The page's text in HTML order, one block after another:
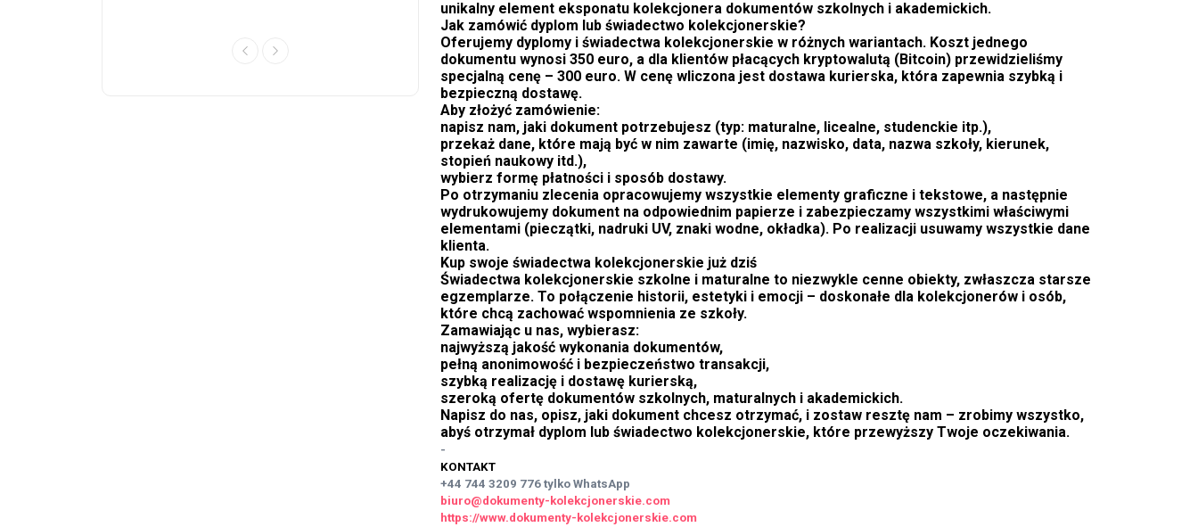
unikalny element eksponatu kolekcjonera dokumentów szkolnych i akademickich.
Jak zamówić dyplom lub świadectwo kolekcjonerskie?
Oferujemy dyplomy i świadectwa kolekcjonerskie w różnych wariantach. Koszt jednego
dokumentu wynosi 350 euro, a dla klientów płacących kryptowalutą (Bitcoin) przewidzieliśmy
specjalną cenę – 300 euro. W cenę wliczona jest dostawa kurierska, która zapewnia szybką i
bezpieczną dostawę.
Aby złożyć zamówienie:
napisz nam, jaki dokument potrzebujesz (typ: maturalne, licealne, studenckie itp.),
przekaż dane, które mają być w nim zawarte (imię, nazwisko, data, nazwa szkoły, kierunek,
stopień naukowy itd.),
wybierz formę płatności i sposób dostawy.
Po otrzymaniu zlecenia opracowujemy wszystkie elementy graficzne i tekstowe, a następnie
wydrukowujemy dokument na odpowiednim papierze i zabezpieczamy wszystkimi właściwymi
elementami (pieczątki, nadruki UV, znaki wodne, okładka). Po realizacji usuwamy wszystkie dane
klienta.
Kup swoje świadectwa kolekcjonerskie już dziś
Świadectwa kolekcjonerskie szkolne i maturalne to niezwykle cenne obiekty, zwłaszcza starsze
egzemplarze. To połączenie historii, estetyki i emocji – doskonałe dla kolekcjonerów i osób,
które chcą zachować wspomnienia ze szkoły.
Zamawiając u nas, wybierasz:
najwyższą jakość wykonania dokumentów,
pełną anonimowość i bezpieczeństwo transakcji,
szybką realizację i dostawę kurierską,
szeroką ofertę dokumentów szkolnych, maturalnych i akademickich.
Napisz do nas, opisz, jaki dokument chcesz otrzymać, i zostaw resztę nam – zrobimy wszystko,
abyś otrzymał dyplom lub świadectwo kolekcjonerskie, które przewyższy Twoje oczekiwania.
-
KONTAKT
+44 744 3209 776 tylko WhatsApp
biuro@dokumenty-kolekcjonerskie.com
https://www.dokumenty-kolekcjonerskie.com
29 marca, 2025